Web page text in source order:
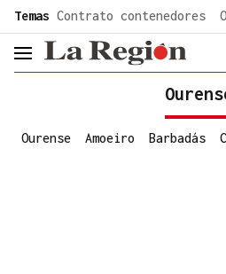
Temas Contrato contenedores
header.menu.open
Ourense Amoeiro Barbadás